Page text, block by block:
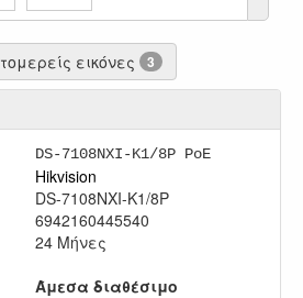
εικόνες 3
DS-7108NXI-K1/8P PoE
Hikvision
DS-7108NXI-K1/8P
6942160445540
24 Μήνες
Άμεσα διαθέσιμο